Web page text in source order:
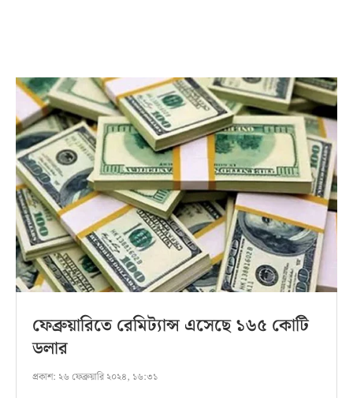
ফেব্রুয়ারিতে রেমিট্যান্স এসেছে ১৬৫ কোটি
ডলার
প্রকাশ: ২৬ ফেব্রুয়ারি ২০২৪, ১৬:৩১